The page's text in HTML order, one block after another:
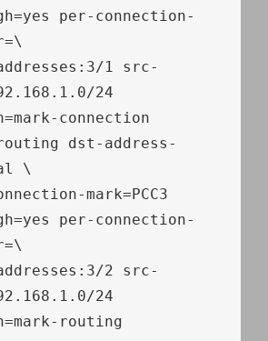
=yes per- connection-
=\
: 3/1 src-
. 1.0/24
=mark- connection
dst - address -
\
-mark=PCC3
=yes per- connection-
=\
: 3/2 src-
. 1.0/24
=mark- routing